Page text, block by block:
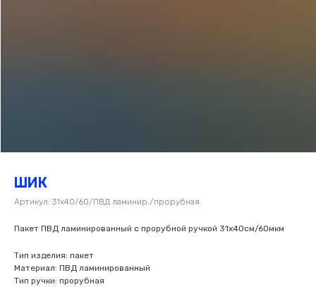
ШИК
Артикул: 31х40/60/ПВД ламинир./прорубная
Пакет ПВД ламинированный с прорубной ручкой 31х40см/60мкм
Тип изделия: пакет
Материал: ПВД ламинированный
Тип ручки: прорубная